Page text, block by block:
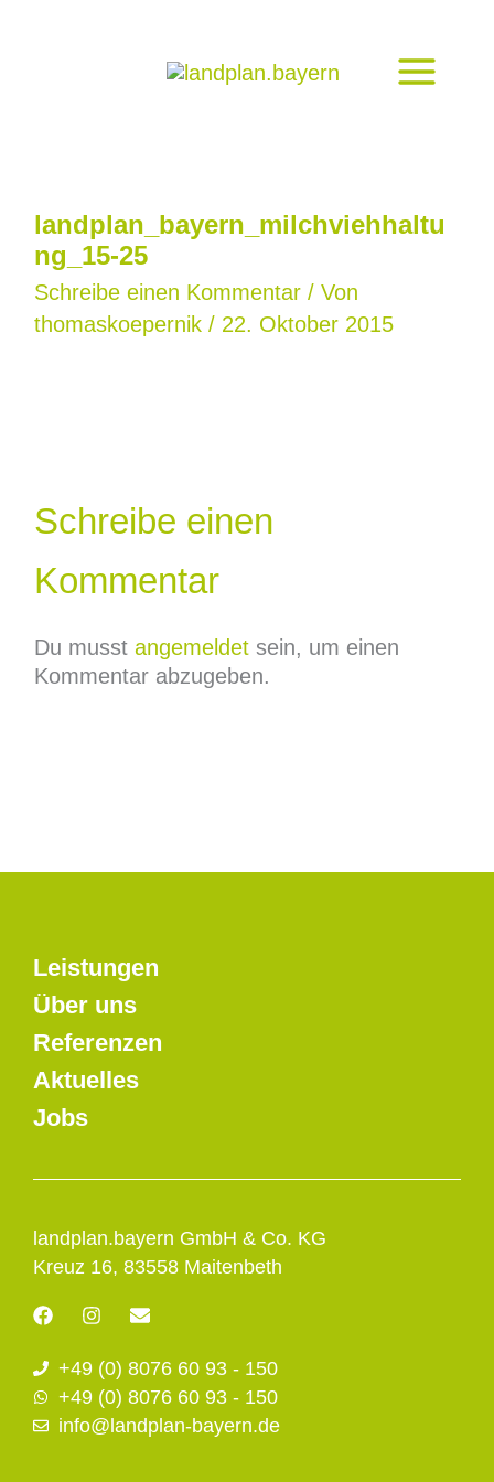
landplan_bayern_milchviehhaltu
ng_15-25
Schreibe einen Kommentar / Von
thomaskoepernik / 22. Oktober 2015
Schreibe einen
Kommentar
Du musst angemeldetsein, um einen
Kommentar abzugeben.
landplan.bayern GmbH & Co. KG
Kreuz 16, 83558 Maitenbeth
F
a
e
b
o
o
I
n
t
a
g
r
E
e
l
o
p
+49 (0) 8076 60 93 - 150
+49 (0) 8076 60 93 - 150
info@landplan-bayern.de
Leistungen
Über uns
Referenzen
Aktuelles
Jobs